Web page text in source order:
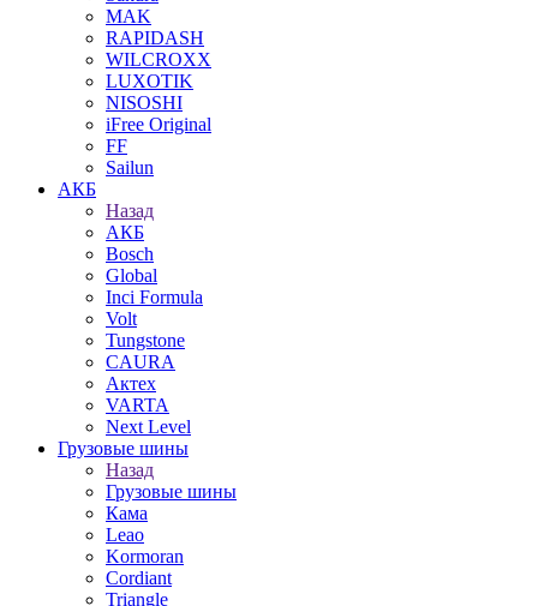
MAK
RAPIDASH
WILCROXX
LUXOTIK
NISOSHI
iFree Original
FF
Sailun
АКБ
Назад
АКБ
Bosch
Global
Inci Formula
Volt
Tungstone
CAURA
Актех
VARTA
Next Level
Грузовые шины
Назад
Грузовые шины
Кама
Leao
Kormoran
Cordiant
Triangle